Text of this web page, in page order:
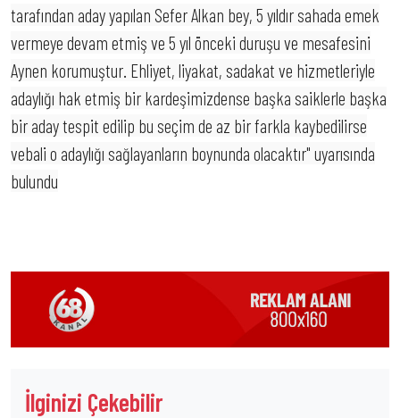
tarafından aday yapılan Sefer Alkan bey, 5 yıldır sahada emek
vermeye devam etmiş ve 5 yıl önceki duruşu ve mesafesini
Aynen korumuştur. Ehliyet, liyakat, sadakat ve hizmetleriyle
adaylığı hak etmiş bir kardeşimizdense başka saiklerle başka
bir aday tespit edilip bu seçim de az bir farkla kaybedilirse
vebali o adaylığı sağlayanların boynunda olacaktır" uyarısında
bulundu
İlginizi Çekebilir